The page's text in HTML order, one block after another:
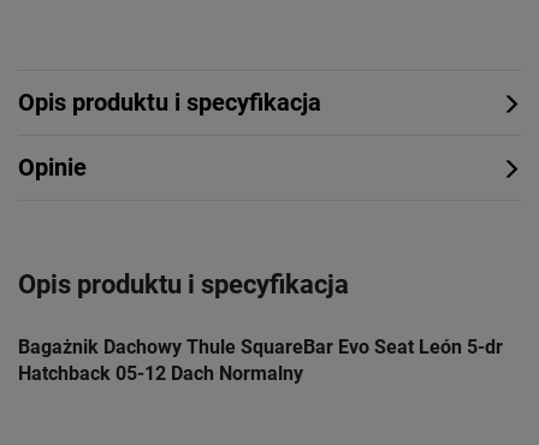
Opis produktu i specyfikacja
Opinie
Opis produktu i specyfikacja
Bagażnik Dachowy Thule SquareBar Evo Seat León 5-dr
Hatchback 05-12 Dach Normalny